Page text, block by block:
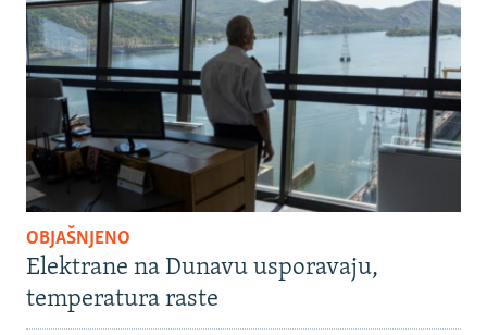
OBJAŠNJENO
Elektrane na Dunavu usporavaju,
temperatura raste